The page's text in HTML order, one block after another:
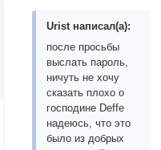
Urist написал(а):
после просьбы
выслать пароль,
ничуть не хочу
сказать плохо о
господине Deffе
надеюсь, что это
было из добрых